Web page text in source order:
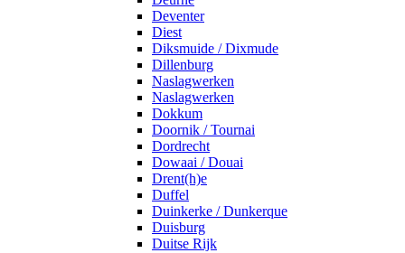
Deventer
Diest
Diksmuide / Dixmude
Dillenburg
Naslagwerken
Naslagwerken
Dokkum
Doornik / Tournai
Dordrecht
Dowaai / Douai
Drent(h)e
Duffel
Duinkerke / Dunkerque
Duisburg
Duitse Rijk